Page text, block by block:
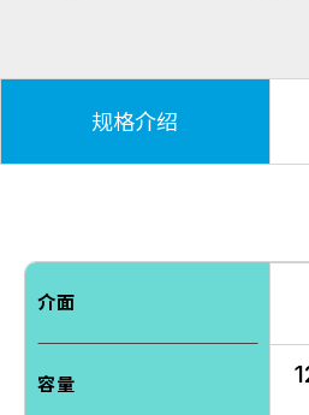
规格介绍
介面
容量